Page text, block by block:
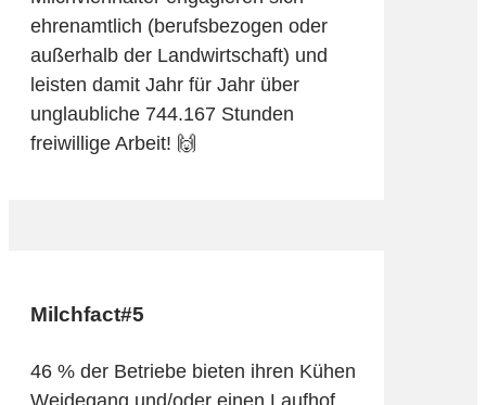
ehrenamtlich (berufsbezogen oder
außerhalb der Landwirtschaft) und
leisten damit Jahr für Jahr über
unglaubliche 744.167 Stunden
freiwillige Arbeit! 🙌
Milchfact#5
46 % der Betriebe bieten ihren Kühen